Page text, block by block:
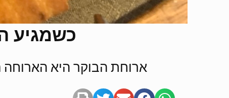
כשמגיע
ארוחת הבוקר היא הארוחה